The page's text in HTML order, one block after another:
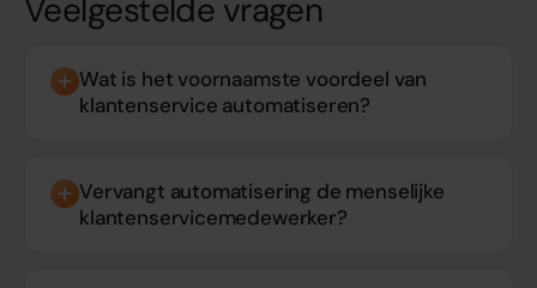
Veelgestelde vragen
Wat is het voornaamste voordeel van
klantenservice automatiseren?
Vervangt automatisering de menselijke
klantenservicemedewerker?